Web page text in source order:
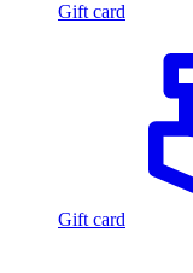
Gift card
Gift card